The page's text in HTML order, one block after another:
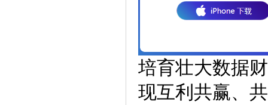
培育壮大数据
现互利共赢、